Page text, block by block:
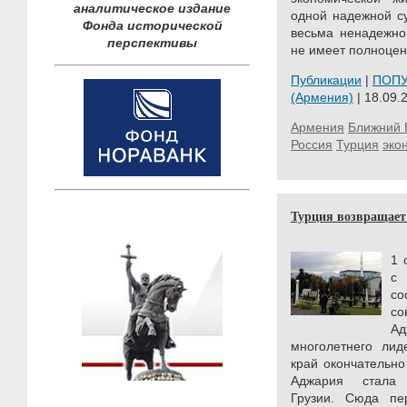
аналитическое издание
Фонда исторической
перспективы
одной надежной
весьма
не имеет
Публикации |
(Армения) |
Армения Ближний
Россия Турция
Турция
1
с
многолетнего
край
Аджария стала
Грузии. Сюда